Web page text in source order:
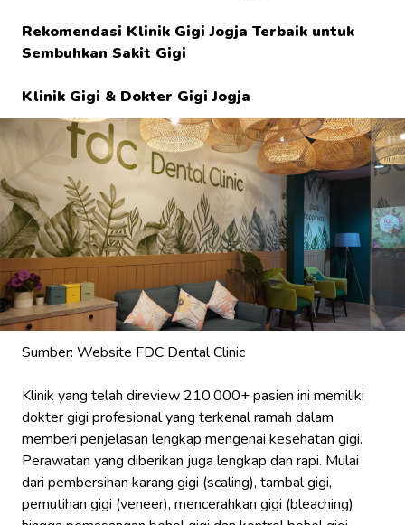
Rekomendasi Klinik Gigi Jogja Terbaik untuk
Sembuhkan Sakit Gigi
Klinik Gigi & Dokter Gigi Jogja
Sumber: Website FDC Dental Clinic
Klinik yang telah direview 210,000+ pasien ini memiliki
dokter gigi profesional yang terkenal ramah dalam
memberi penjelasan lengkap mengenai kesehatan gigi.
Perawatan yang diberikan juga lengkap dan rapi. Mulai
dari pembersihan karang gigi (scaling), tambal gigi,
pemutihan gigi (veneer), mencerahkan gigi (bleaching)